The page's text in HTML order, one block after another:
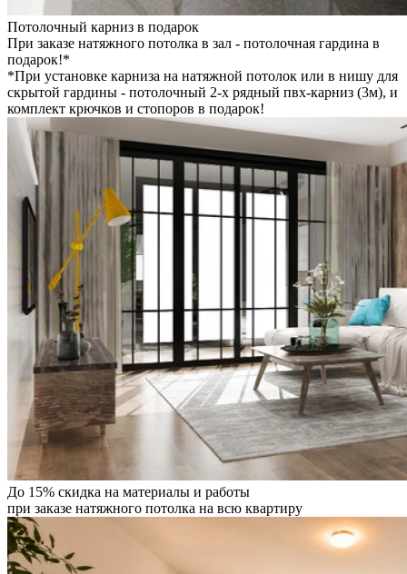
Потолочный карниз в подарок
При заказе натяжного потолка в зал - потолочная гардина в
подарок!*
*При установке карниза на натяжной потолок или в нишу для
скрытой гардины - потолочный 2-х рядный пвх-карниз (3м), и
комплект крючков и стопоров в подарок!
До 15% скидка на материалы и работы
при заказе натяжного потолка на всю квартиру